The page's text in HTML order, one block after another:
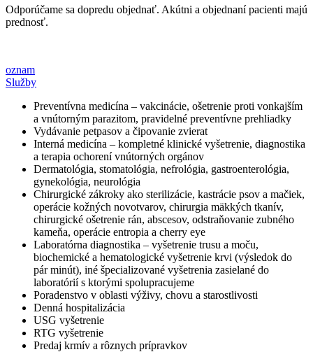
Odporúčame sa dopredu objednať. Akútni a objednaní pacienti majú
prednosť.
oznam
Služby
Preventívna medicína – vakcinácie, ošetrenie proti vonkajším
a vnútorným parazitom, pravidelné preventívne prehliadky
Vydávanie petpasov a čipovanie zvierat
Interná medicína – kompletné klinické vyšetrenie, diagnostika
a terapia ochorení vnútorných orgánov
Dermatológia, stomatológia, nefrológia, gastroenterológia,
gynekológia, neurológia
Chirurgické zákroky ako sterilizácie, kastrácie psov a mačiek,
operácie kožných novotvarov, chirurgia mäkkých tkanív,
chirurgické ošetrenie rán, abscesov, odstraňovanie zubného
kameňa, operácie entropia a cherry eye
Laboratórna diagnostika – vyšetrenie trusu a moču,
biochemické a hematologické vyšetrenie krvi (výsledok do
pár minút), iné špecializované vyšetrenia zasielané do
laboratórií s ktorými spolupracujeme
Poradenstvo v oblasti výživy, chovu a starostlivosti
Denná hospitalizácia
USG vyšetrenie
RTG vyšetrenie
Predaj krmív a rôznych prípravkov